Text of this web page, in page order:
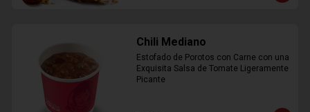
Chili Mediano
Estofado de Porotos con Carne con una
Exquisita Salsa de Tomate Ligeramente
Picante